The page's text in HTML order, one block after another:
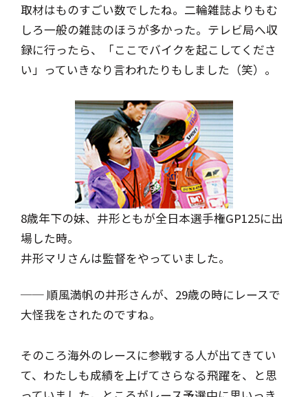
取材はものすごい数でしたね。二輪雑誌よりもむ
しろ一般の雑誌のほうが多かった。テレビ局へ収
録に行ったら、「ここでバイクを起こしてくださ
い」っていきなり言われたりもしました（笑）。
8歳年下の妹、井形ともが全日本選手権GP125に出
場した時。
井形マリさんは監督をやっていました。
── 順風満帆の井形さんが、29歳の時にレースで
大怪我をされたのですね。
そのころ海外のレースに参戦する人が出てきてい
て、わたしも成績を上げてさらなる飛躍を、と思